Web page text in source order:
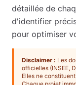
détaillée de
d'identifier
pour optimiser
Disclaimer : Les
officielles (INSEE,
Elles ne